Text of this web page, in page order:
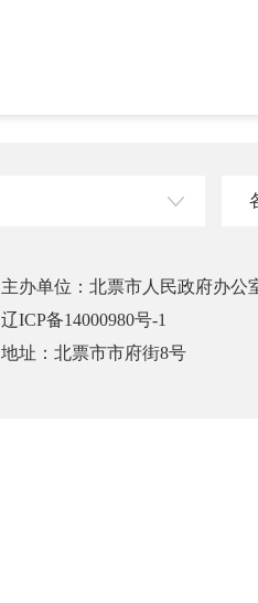
主办单位：北票市人民政府办公
辽ICP备14000980号-1
地址：北票市市府街8号